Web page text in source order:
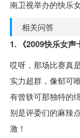
南卫视举办的快乐女
相关问答
1. 《2009快乐女声
哎呀，那场比赛真
实力超群，像郁可
有曾轶可那独特的
别是评委们的麻辣
激！